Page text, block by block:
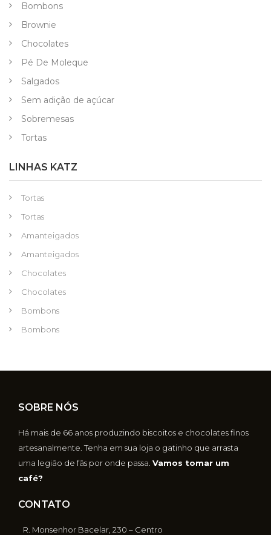
Bombons
Brownie
Chocolates
Pé De Moleque
Salgados
Sem adição de açúcar
Sobremesas
Tortas
LINHAS KATZ
Tortas
Tortas
Amanteigados
Amanteigados
Chocolates
Chocolates
Bombons
Bombons
SOBRE NÓS
Há mais de 66 anos produzindo biscoitos e chocolates finos
artesanalmente. Tenha em sua loja o gatinho que arrasta
uma legião de fãs por onde passa. Vamos tomar um
café?
CONTATO
R. Monsenhor Bacelar, 230 – Centro